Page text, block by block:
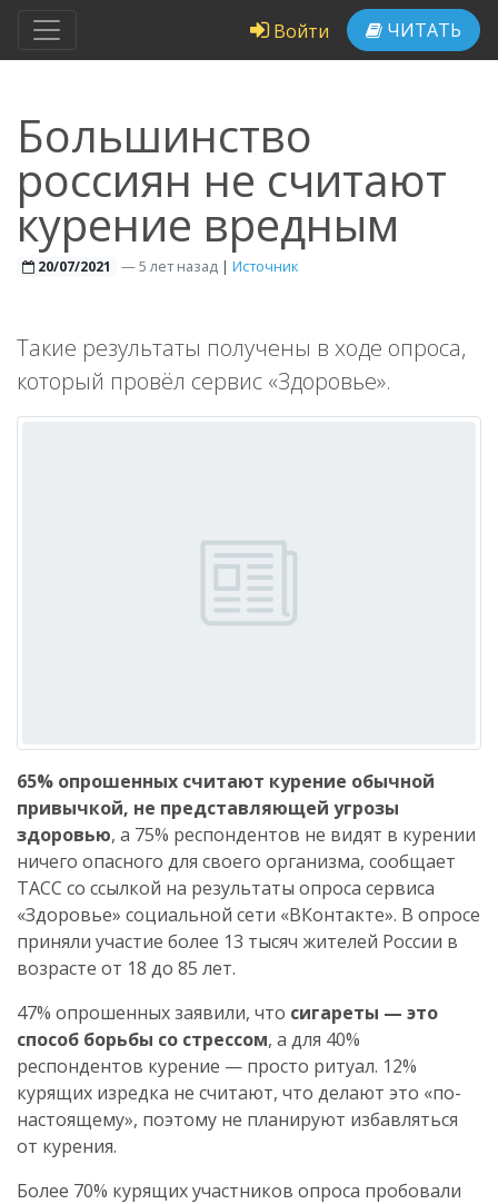
Войти ЧИТАТЬ
Большинство
россиян не считают
курение вредным
20/07/2021 —5 лет назад | Источник
Такие результаты получены в ходе опроса,
который провёл сервис «Здоровье».
65% опрошенных считают курение обычной
привычкой, не представляющей угрозы
здоровью, а 75% респондентов не видят в курении
ничего опасного для своего организма, сообщает
ТАСС со ссылкой на результаты опроса сервиса
«Здоровье» социальной сети «ВКонтакте». В опросе
приняли участие более 13 тысяч жителей России в
возрасте от 18 до 85 лет.
47% опрошенных заявили, что сигареты — это
способ борьбы со стрессом, а для 40%
респондентов курение — просто ритуал. 12%
курящих изредка не считают, что делают это «по-
настоящему», поэтому не планируют избавляться
от курения.
Более 70% курящих участников опроса пробовали